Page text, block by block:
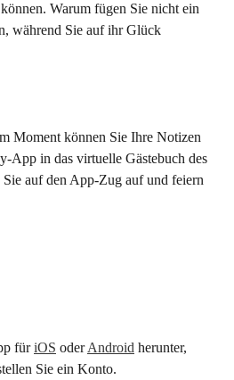
Warum fügen Sie nicht ein
während Sie auf ihr Glück
Moment können Sie Ihre Notizen
App in das virtuelle Gästebuch des
Sie auf den App-Zug auf und feiern
für iOS oder Android herunter,
Sie ein Konto.